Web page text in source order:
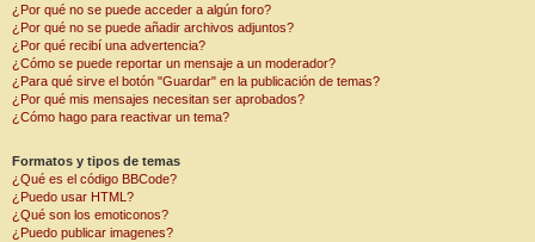
¿Por qué no se puede acceder a algún foro?
¿Por qué no se puede añadir archivos adjuntos?
¿Por qué recibí una advertencia?
¿Cómo se puede reportar un mensaje a un moderador?
¿Para qué sirve el botón "Guardar" en la publicación de temas?
¿Por qué mis mensajes necesitan ser aprobados?
¿Cómo hago para reactivar un tema?
Formatos y tipos de temas
¿Qué es el código BBCode?
¿Puedo usar HTML?
¿Qué son los emoticonos?
¿Puedo publicar imagenes?